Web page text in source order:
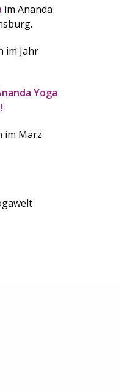
im Ananda
im Jahr
Yoga
im März